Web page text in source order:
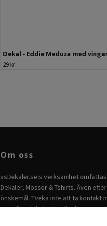
Dekal - Eddie Meduza med
29 kr
Om oss
vsDekaler.se:s verksamhet
Dekaler, Mössor & Tshirts. Även
önskemål. Tveka inte att ta kontakt
oss påvsdekaler@outlook.comom